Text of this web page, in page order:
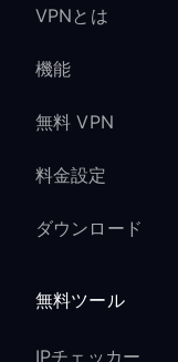
VPNとは
機能
無料 VPN
料金設定
ダウンロード
無料ツール
IPチェッカー